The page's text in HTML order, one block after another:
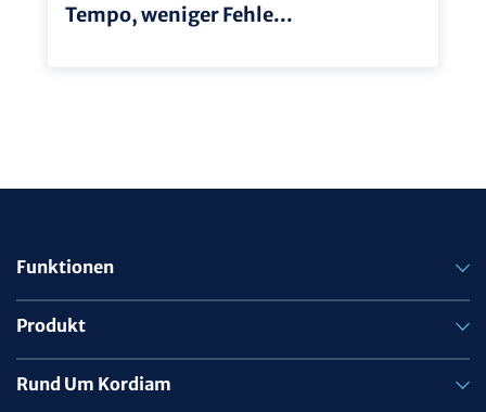
Tempo, weniger Fehle...
Funktionen
Produkt
Rund Um Kordiam